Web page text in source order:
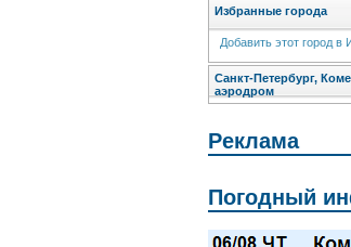
Избранные города
Добавить этот город в
Санкт-Петербург,
аэродром
Реклама
Погодный